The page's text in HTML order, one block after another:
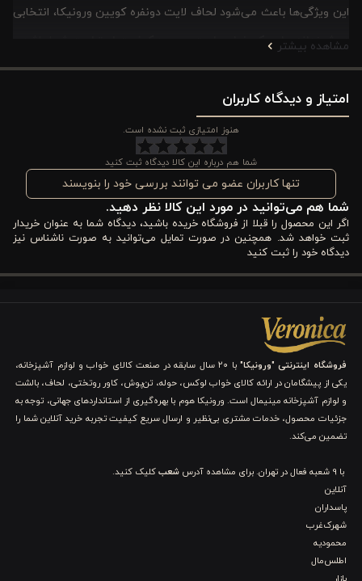
این ویژگی‌ها باعث می‌شود لحاف لایت دونفره کویین ورونیکا، انتخابی
هوشمندانه برای یک خواب راحت و بهبود کیفیت استراحت
از دیگر مزایای این لحاف می‌توان به قابلیت شست‌وشوی آسان در
ماشین لباسشویی، امکان استفاده به صورت تکی یا داخل کاور و وزن
مناسب اشاره کرد که تجربه کاربری راحت و کاربردی را برای شما فراهم
می‌کند. این لحاف برای کسانی که به دنبالمحصولی سبک، بادوام و با
ظاهر کلاسیکهستند، انتخابی ایده‌آل است.
تجربه خواب و کاربرد لحاف لایت دونفره کویین ورونیکا
خواب با کیفیت، عامل مهمی در سلامت جسم و ذهن شماست. لحاف
میکروفایبر ضد چروک، محیطی راحت، نرم و آرامش‌بخش فراهم می‌کند.
این لحاف وزن مناسبی دارد و به‌خوبی گرما را حفظ می‌کند بدون اینکه
احساس سنگینی یا خستگی ایجاد شود. همچنین، طراحی ساده و رنگ
سفید کلاسیک آن باعث می‌شود با انواع ست‌های خواب و دکوراسیون
اتاق خواب هماهنگ شود و ظاهری مرتب و شیک داشته باشد.
بیشتری در دکوراسیون و محافظت از لحاف فراهم می‌کند. قابلیت
نگهداری و حفظ نرمی و کیفیت لحاف را آسان می‌کند. به این ترتیب
شما تجربه‌ای
مشاهده بیشتر
امتیاز و دیدگاه کاربران
هنوز امتیازی ثبت نشده است.
شما هم درباره این کالا دیدگاه ثبت کنید
تنها کاربران عضو می توانند بررسی خود را بنویسند
شما هم می‌توانید در مورد این کالا نظر دهید.
اگر این محصول را قبلا از فروشگاه خریده باشید، دیدگاه شما به عنوان خریدار
ثبت خواهد شد. همچنین در صورت تمایل می‌توانید به صورت ناشناس نیز
دیدگاه خود را ثبت کنید
فروشگاه اینترنتی "ورونیکا"
با ۲۰ سال سابقه در صنعت کالای خواب و لوازم آشپزخانه،
یکی از پیشگامان در ارائه کالای خواب لوکس، حوله، تن‌پوش، کاور روتختی، لحاف، بالشت
و لوازم آشپزخانه مینیمال است. ورونیکا هوم با بهره‌گیری از استانداردهای جهانی، توجه به
جزئیات محصول، خدمات مشتری بی‌نظیر و ارسال سریع کیفیت تجربه خرید آنلاین شما را
تضمین می‌کند.
با 9 شعبه فعال در تهران. برای مشاهده آدرس شعبکلیک کنید.
آنلاین
پاسداران
شهرک‌غرب
محمودیه
اطلس‌مال
بازار